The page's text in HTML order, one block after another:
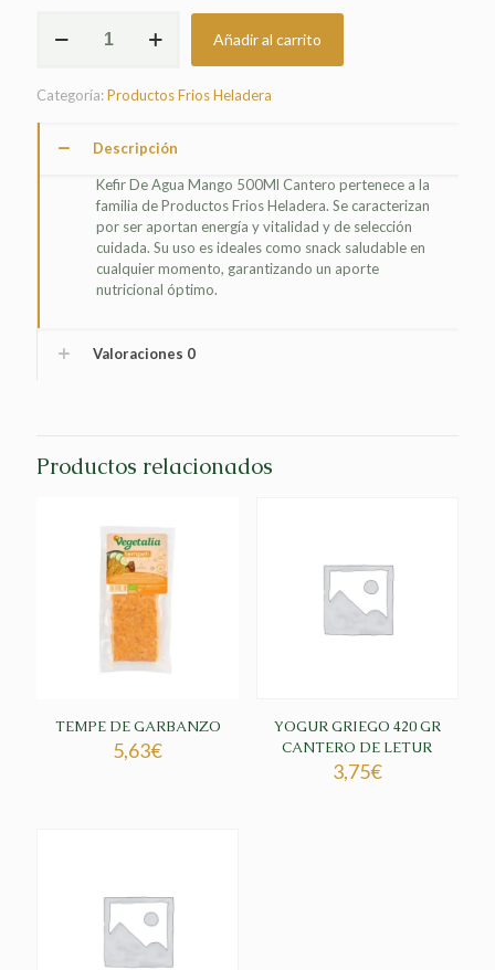
500ML
CANTERO
cantidad
Añadir al carrito
Categoría:Productos Frios Heladera
Descripción
Kefir De Agua Mango 500Ml Cantero pertenece a la
familia de Productos Frios Heladera. Se caracterizan
por ser aportan energía y vitalidad y de selección
cuidada. Su uso es ideales como snack saludable en
cualquier momento, garantizando un aporte
nutricional óptimo.
Valoraciones 0
Productos relacionados
TEMPE DE GARBANZO
5,63€
YOGUR GRIEGO 420 GR
CANTERO DE LETUR
3,75€